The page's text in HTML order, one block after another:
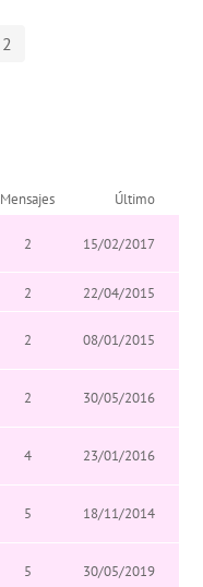
2
Mensajes
Último
2 15/02/2017
2
22/04/2015
2 08/01/2015
2 30/05/2016
4 23/01/2016
5 18/11/2014
5 30/05/2019